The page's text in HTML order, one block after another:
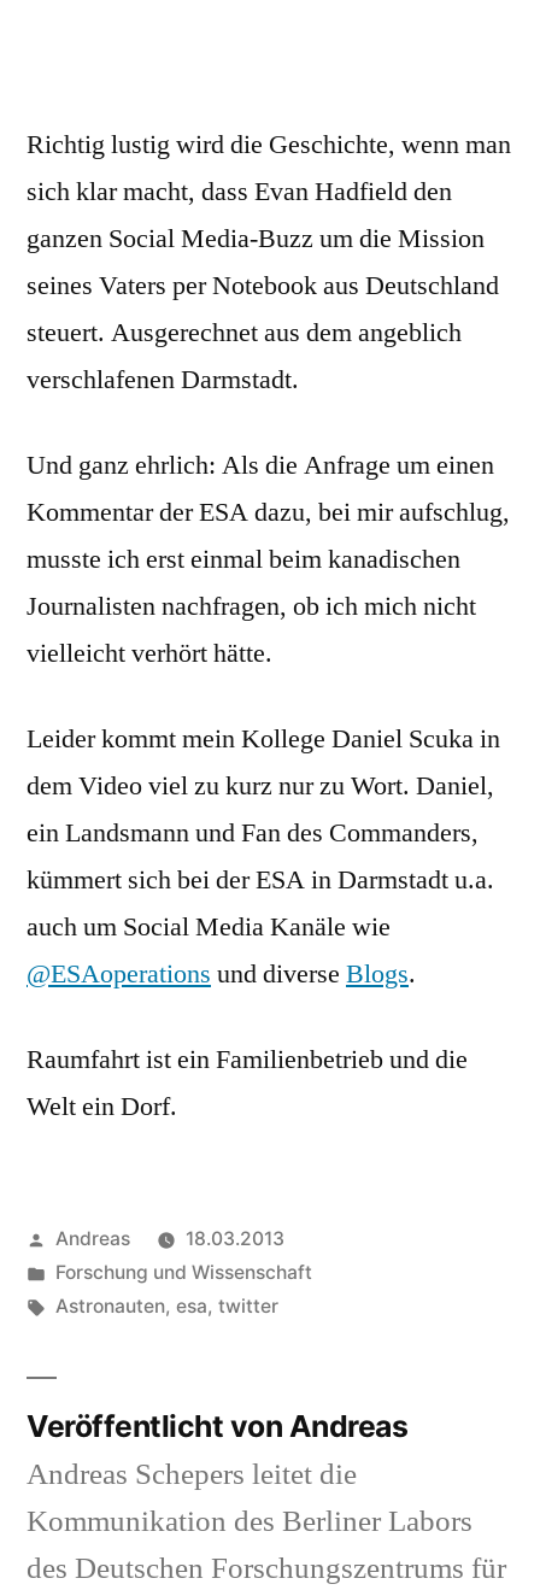
Richtig lustig wird die Geschichte, wenn man
sich klar macht, dass Evan Hadfield den
ganzen Social Media-Buzz um die Mission
seines Vaters per Notebook aus Deutschland
steuert. Ausgerechnet aus dem angeblich
verschlafenen Darmstadt.
Und ganz ehrlich: Als die Anfrage um einen
Kommentar der ESA dazu, bei mir aufschlug,
musste ich erst einmal beim kanadischen
Journalisten nachfragen, ob ich mich nicht
vielleicht verhört hätte.
Leider kommt mein Kollege Daniel Scuka in
dem Video viel zu kurz nur zu Wort. Daniel,
ein Landsmann und Fan des Commanders,
kümmert sich bei der ESA in Darmstadt u.a.
auch um Social Media Kanäle wie
@ESAoperations und diverse Blogs.
Raumfahrt ist ein Familienbetrieb und die
Welt ein Dorf.
Veröffentlicht
von
Andreas
18.03.2013
Veröffentlicht
in
Forschung und Wissenschaft
Schlagwörter:
Astronauten, esa, twitter
Veröffentlicht von Andreas
Andreas Schepers leitet die
Kommunikation des Berliner Labors
des Deutschen Forschungszentrums für